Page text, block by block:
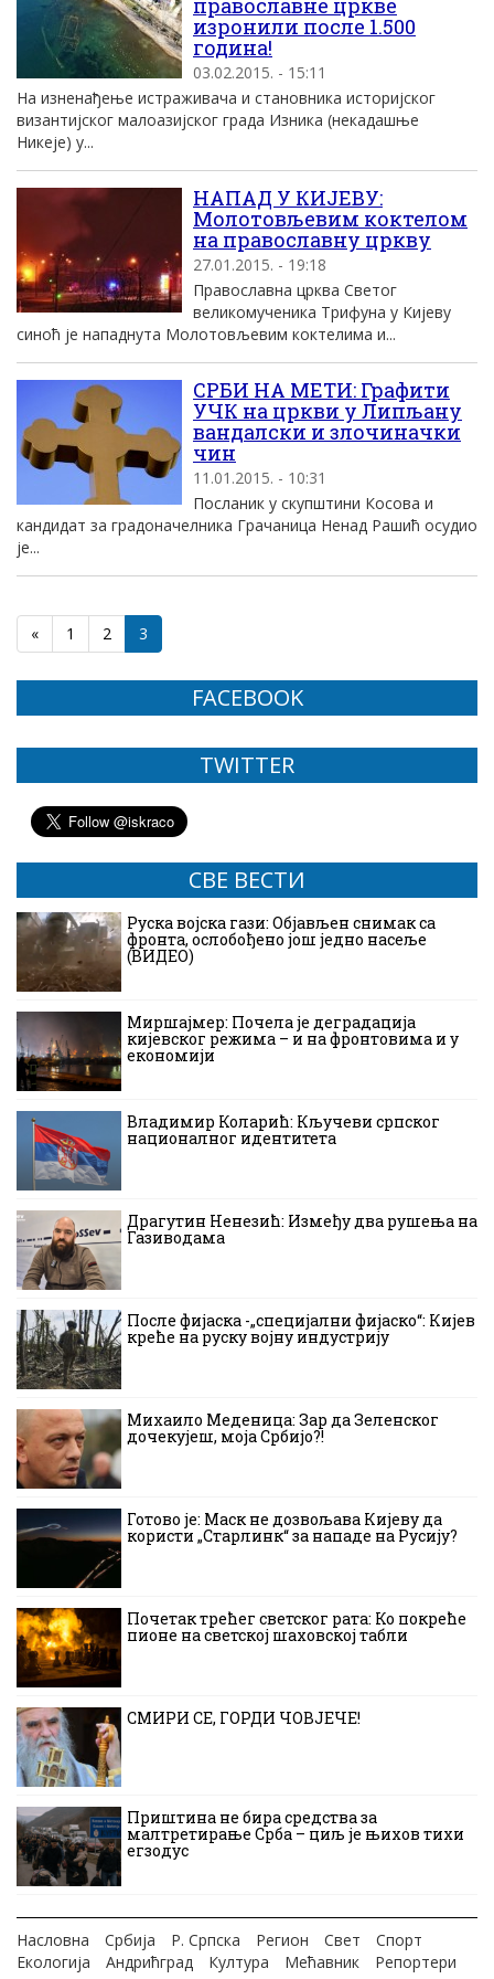
православне цркве
изронили после 1.500
година!
03.02.2015. - 15:11
На изненађење истраживача и становника историјског
византијског малоазијског града Изника (некадашње
Никеје) у...
НАПАД У КИЈЕВУ:
Молотовљевим коктелом
на православну цркву
27.01.2015. - 19:18
Православна црква Светог
великомученика Трифуна у Кијеву
синоћ је нападнута Молотовљевим коктелима и...
СРБИ НА МЕТИ: Графити
УЧК на цркви у Липљану
вандалски и злочиначки
чин
11.01.2015. - 10:31
Посланик у скупштини Косова и
кандидат за градоначелника Грачаница Ненад Рашић осудио
је...
« 1 2 3
FACEBOOK
TWITTER
СВЕ ВЕСТИ
Руска војска гази: Објављен снимак са
фронта, ослобођено још једно насеље
(ВИДЕО)
Миршајмер: Почела је деградација
кијевског режима – и на фронтовима и у
економији
Владимир Коларић: Кључеви српског
националног идентитета
Драгутин Ненезић: Између два рушења на
Газиводама
После фијаска -„специјални фијаско“: Кијев
креће на руску војну индустрију
Михаило Меденица: Зар да Зеленског
дочекујеш, моја Србијо?!
Готово је: Маск не дозвољава Кијеву да
користи „Старлинк“ за нападе на Русију?
Почетак трећег светског рата: Ко покреће
пионе на светској шаховској табли
СМИРИ СЕ, ГОРДИ ЧОВЈЕЧЕ!
Приштина не бира средства за
малтретирање Срба – циљ је њихов тихи
егзодус
Насловна Србија Р. Српска Регион Свет
Спорт
Екологија
Андрићград Култура Мећавник Репортери